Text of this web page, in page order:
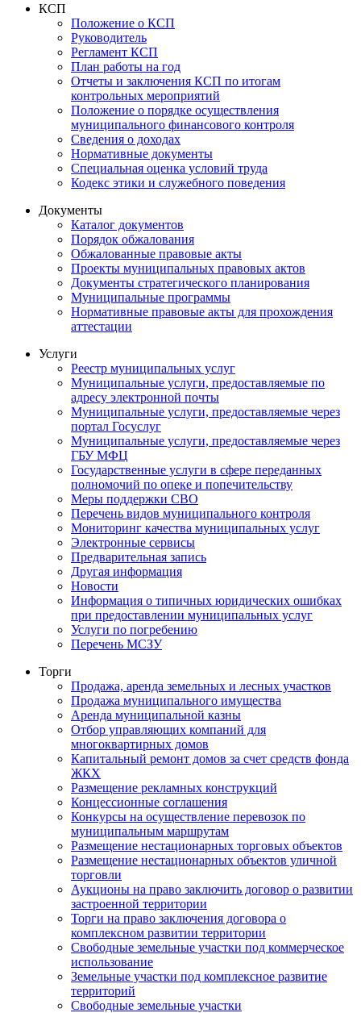
КСП
Положение о КСП
Руководитель
Регламент КСП
План работы на год
Отчеты и заключения КСП по итогам
контрольных мероприятий
Положение о порядке осуществления
муниципального финансового контроля
Сведения о доходах
Нормативные документы
Специальная оценка условий труда
Кодекс этики и служебного поведения
Документы
Каталог документов
Порядок обжалования
Обжалованные правовые акты
Проекты муниципальных правовых актов
Документы стратегического планирования
Муниципальные программы
Нормативные правовые акты для прохождения
аттестации
Услуги
Реестр муниципальных услуг
Муниципальные услуги, предоставляемые по
адресу электронной почты
Муниципальные услуги, предоставляемые через
портал Госуслуг
Муниципальные услуги, предоставляемые через
ГБУ МФЦ
Государственные услуги в сфере переданных
полномочий по опеке и попечительству
Меры поддержки СВО
Перечень видов муниципального контроля
Мониторинг качества муниципальных услуг
Электронные сервисы
Предварительная запись
Другая информация
Новости
Информация о типичных юридических ошибках
при предоставлении муниципальных услуг
Услуги по погребению
Перечень МСЗУ
Торги
Продажа, аренда земельных и лесных участков
Продажа муниципального имущества
Аренда муниципальной казны
Отбор управляющих компаний для
многоквартирных домов
Капитальный ремонт домов за счет средств фонда
ЖКХ
Размещение рекламных конструкций
Концессионные соглашения
Конкурсы на осуществление перевозок по
муниципальным маршрутам
Размещение нестационарных торговых объектов
Размещение нестационарных объектов уличной
торговли
Аукционы на право заключить договор о развитии
застроенной территории
Торги на право заключения договора о
комплексном развитии территории
Свободные земельные участки под коммерческое
использование
Земельные участки под комплексное развитие
территорий
Свободные земельные участки